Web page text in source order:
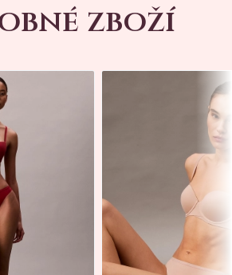
zboží